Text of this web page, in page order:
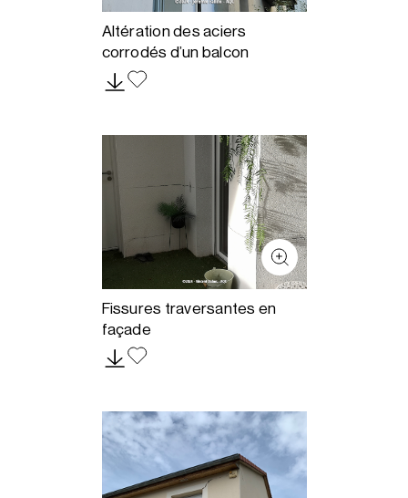
Altération des aciers
corrodés d’un balcon
Fissures traversantes en
façade